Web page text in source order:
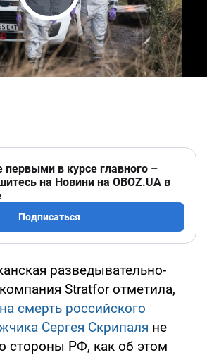
Play Video
первыми в курсе главного –
на Новини на OBOZ.UA в
Подписаться
разведывательно-
Stratfor отметила,
смерть российского
Сергея Скрипаля не
стороны РФ, как об этом